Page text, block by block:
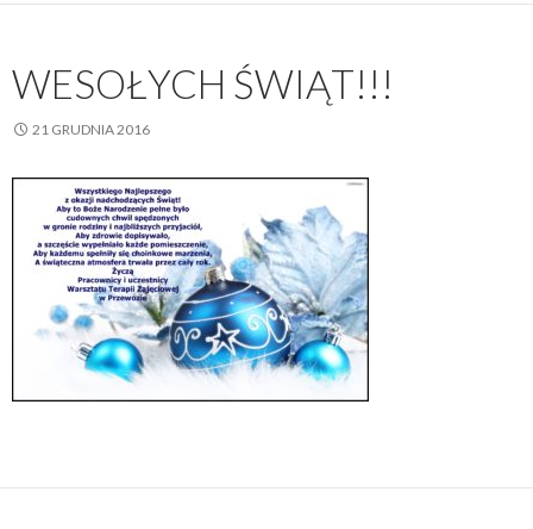
WESOŁYCH ŚWIĄT!!!
21 GRUDNIA 2016